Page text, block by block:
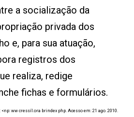
a socialização da
privada dos
e, para sua atuação,
registros dos
realiza, redige
fichas e formulários.
ww cressíl.ora brindex php. Acesso em: 21 ago. 2010.